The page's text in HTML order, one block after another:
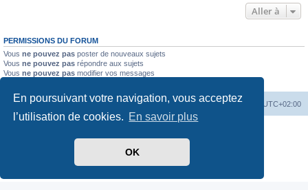
En poursuivant votre navigation, vous acceptez
l’utilisation de cookies. En savoir plus
OK
Aller à
PERMISSIONS DU FORUM
Vous ne pouvez pas poster de nouveaux sujets
Vous ne pouvez pas répondre aux sujets
Vous ne pouvez pas modifier vos messages
Index du forum Heures au format UTC+02:00
Traduit parphpBB-fr.com
Confidentialité|Conditions